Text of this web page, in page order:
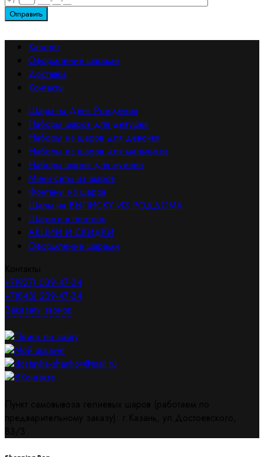
Каталог
Оформление шарами
Доставка
Контакты
Шары на День Рождения
Наборы шаров для девушек
Наборы из шаров для девочек
Наборы из шаров для мальчиков
Наборы шаров для мужчин
Мини сеты из шаров
Фонтаны из шаров
Шары на ВЫПИСКУ ИЗ РОДДОМА
Шарики в потолок
АКЦИИ И СКИДКИ
Оформление шарами
+7(927) 039-47-34
+7(843) 239-47-34
Заказать звонок
Поиск по сайту
Мой аккаунт
dostavka-sharikov@mail.ru
ВКонтакте